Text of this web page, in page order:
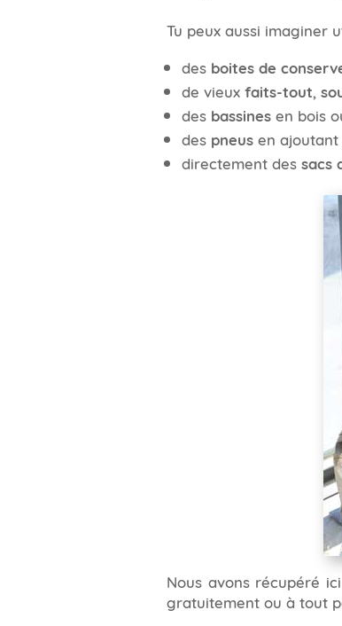
Tu peux aussi imaginer
des boites de
de vieux faits-tout,
des bassinesen bois
des pneusen ajoutant
directement des sacs
Nous avons récupéré
gratuitement ou à tout